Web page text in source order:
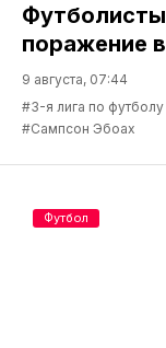
поражение
9 августа, 07:44
#3-я лига по футболу
#Сампсон Эбоах
Футбол